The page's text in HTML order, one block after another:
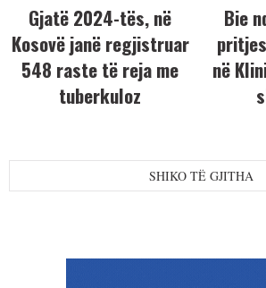
Gjatë 2024-tës, në
Kosovë janë regjistruar
548 raste të reja me
tuberkuloz
Bie
në
SHIKO TË GJITHA